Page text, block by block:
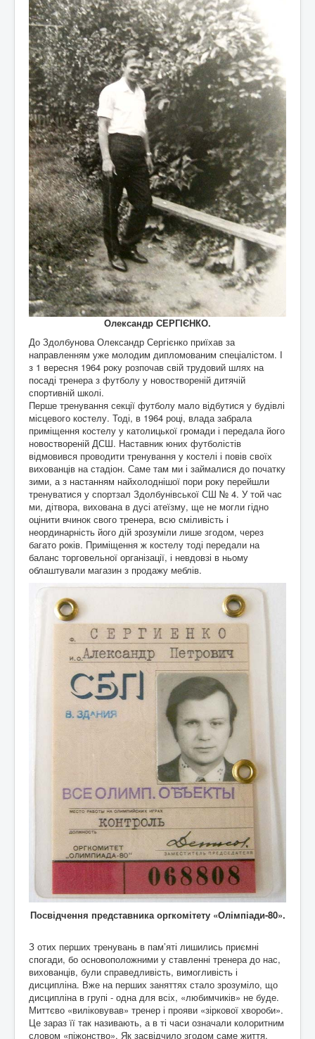
Олександр СЕРГІЄНКО.
До Здолбунова Олександр Сергієнко приїхав за
направленням уже молодим дипломованим спеціалістом. І
з 1 вересня 1964 року розпочав свій трудовий шлях на
посаді тренера з футболу у новоствореній дитячій
спортивній школі.
Перше тренування секції футболу мало відбутися у будівлі
місцевого костелу. Тоді, в 1964 році, влада забрала
приміщення костелу у католицької громади і передала його
новоствореній ДСШ. Наставник юних футболістів
відмовився проводити тренування у костелі і повів своїх
вихованців на стадіон. Саме там ми і займалися до початку
зими, а з настанням найхолоднішої пори року перейшли
тренуватися у спортзал Здолбунівської СШ № 4. У той час
ми, дітвора, вихована в дусі атеїзму, ще не могли гідно
оцінити вчинок свого тренера, всю сміливість і
неординарність його дій зрозуміли лише згодом, через
багато років. Приміщення ж костелу тоді передали на
баланс торговельної організації, і невдовзі в ньому
облаштували магазин з продажу меблів.
Посвідчення представника оргкомітету «Олімпіади-80».
З отих перших тренувань в пам’яті лишились приємні
спогади, бо основоположними у ставленні тренера до нас,
вихованців, були справедливість, вимогливість і
дисципліна. Вже на перших заняттях стало зрозуміло, що
дисципліна в групі - одна для всіх, «любимчиків» не буде.
Миттєво «виліковував» тренер і прояви «зіркової хвороби».
Це зараз її так називають, а в ті часи означали колоритним
словом «піжонство». Як засвідчило згодом саме життя,